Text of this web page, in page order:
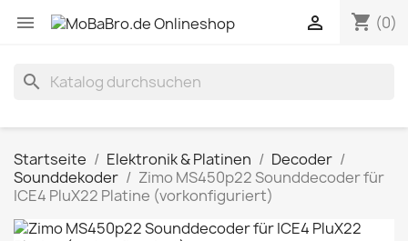
 shopping_cart (0)

search
Startseite Elektronik & Platinen
Decoder
Sounddekoder
Zimo MS450p22 Sounddecoder für
ICE4 PluX22 Platine (vorkonfiguriert)